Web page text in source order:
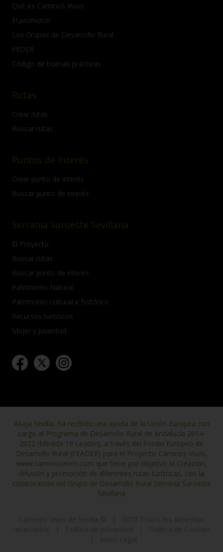
Qué es Caminos Vivos
El promotor
Los Grupos de Desarrollo Rural
FEDER
Código de buenas prácticas
Rutas
Crear rutas
Buscar rutas
Puntos de interés
Crear punto de interés
Buscar punto de interés
Serranía Suroeste Sevillana
El Proyecto
Buscar rutas
Buscar punto de interés
Patrimonio Natural
Patrimonio cultural e histórico
Recursos turísticos
Mujer y Juventud
Asaja Sevilla, ha recibido una ayuda de la Unión Europea con
cargo al Programa de Desarrollo Rural de Andalucía 2014-
2022 (Medida 19 Leader), a través del Fondo Europeo de
Desarrollo Rural (FEADER) para el Proyecto Caminos Vivos,
www.caminosvivos.com que tiene por objetivo la Creación,
difusión y promoción de diferentes rutas turísticas, con la
colaboración del Grupo de Desarrollo Rural Serranía Suroeste
Sevillana